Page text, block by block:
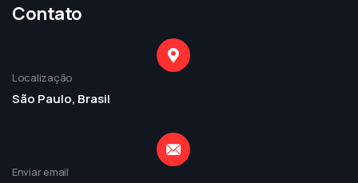
Contato
Localização
São Paulo, Brasil
Enviar email